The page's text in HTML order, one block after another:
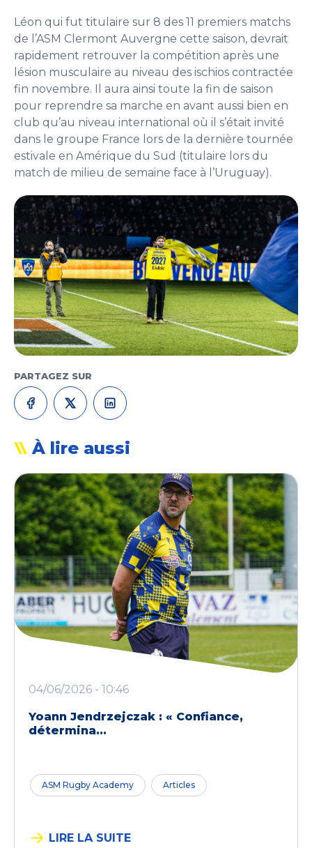
PARTAGEZ SUR
Léon qui fut titulaire sur 8 des 11 premiers matchs
de l’ASM Clermont Auvergne cette saison, devrait
rapidement retrouver la compétition après une
lésion musculaire au niveau des ischios contractée
fin novembre. Il aura ainsi toute la fin de saison
pour reprendre sa marche en avant aussi bien en
club qu’au niveau international où il s’était invité
dans le groupe France lors de la dernière tournée
estivale en Amérique du Sud (titulaire lors du
match de milieu de semaine face à l’Uruguay).
À lire aussi
04/06/2026 - 10:46
Yoann Jendrzejczak : « Confiance,
détermina...
ASM Rugby Academy Articles
LIRE LA SUITE